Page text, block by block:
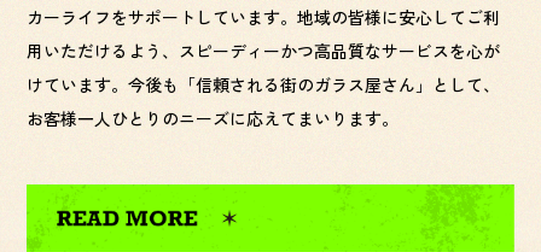
カーライフをサポートしています。地域の皆様に安心してご利
用いただけるよう、スピーディーかつ高品質なサービスを心が
けています。今後も「信頼される街のガラス屋さん」として、
お客様一人ひとりのニーズに応えてまいります。